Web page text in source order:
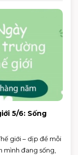
5/6: Sống
giới – dịp để mỗi
mình đang sống,